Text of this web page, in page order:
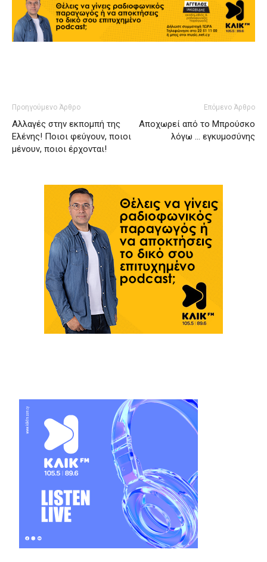
Προηγούμενο Άρθρο
Αλλαγές στην εκπομπή της
Ελένης! Ποιοι φεύγουν, ποιοι
μένουν, ποιοι έρχονται!
Επόμενο Άρθρο
Αποχωρεί από το Μπρούσκο
λόγω … εγκυμοσύνης